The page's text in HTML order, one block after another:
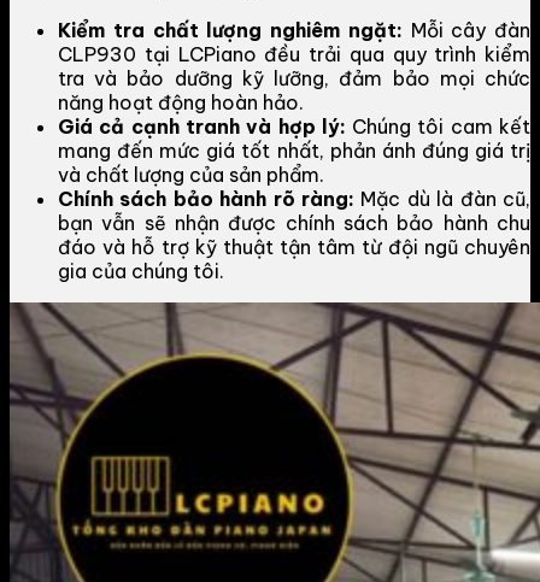
Kiểm tra chất lượng nghiêm ngặt: Mỗi cây đàn
CLP930 tại LCPiano đều trải qua quy trình kiểm
tra và bảo dưỡng kỹ lưỡng, đảm bảo mọi chức
năng hoạt động hoàn hảo.
Giá cả cạnh tranh và hợp lý: Chúng tôi cam kết
mang đến mức giá tốt nhất, phản ánh đúng giá trị
và chất lượng của sản phẩm.
Chính sách bảo hành rõ ràng: Mặc dù là đàn cũ,
bạn vẫn sẽ nhận được chính sách bảo hành chu
đáo và hỗ trợ kỹ thuật tận tâm từ đội ngũ chuyên
gia của chúng tôi.